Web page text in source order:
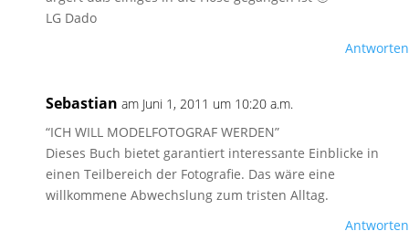
LG Dado
Antworten
Sebastian am Juni 1, 2011 um 10:20 a.m.
“ICH WILL MODELFOTOGRAF WERDEN”
Dieses Buch bietet garantiert interessante Einblicke in
einen Teilbereich der Fotografie. Das wäre eine
willkommene Abwechslung zum tristen Alltag.
Antworten